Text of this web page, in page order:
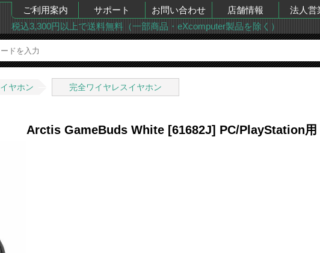
ご利用案内 サポート お問い合わせ 店舗情報 法人営
税込3,300円以上で送料無料（一部商品・eXcomputer製品を除く）
イヤホン 完全ワイヤレスイヤホン
Arctis GameBuds White [61682J] PC/PlayStation用